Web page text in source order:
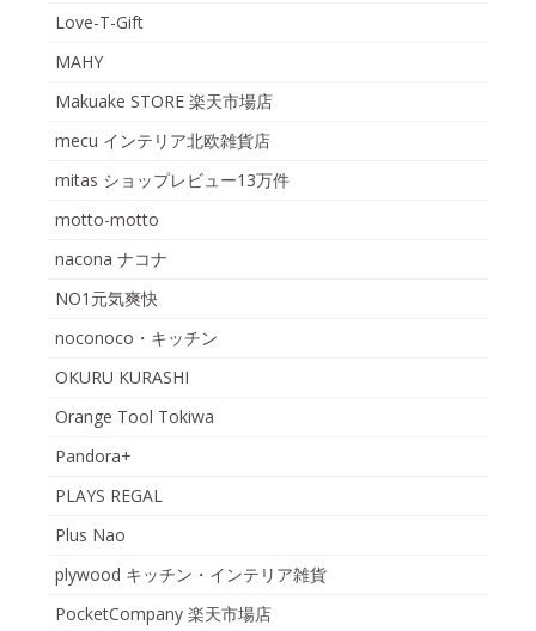
Love-T-Gift
MAHY
Makuake STORE 楽天市場店
mecu インテリア北欧雑貨店
mitas ショップレビュー13万件
motto-motto
nacona ナコナ
NO1元気爽快
noconoco・キッチン
OKURU KURASHI
Orange Tool Tokiwa
Pandora+
PLAYS REGAL
Plus Nao
plywood キッチン・インテリア雑貨
PocketCompany 楽天市場店